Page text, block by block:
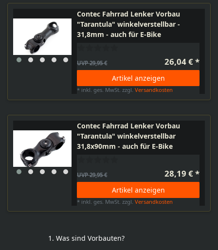
Contec Fahrrad Lenker Vorbau
"Tarantula" winkelverstellbar -
31,8mm - auch für E-Bike
UVP 29,95 € 26,04 € *
Artikel anzeigen
* inkl. ges. MwSt. zzgl.Versandkosten
Contec Fahrrad Lenker Vorbau
"Tarantula" winkelverstellbar
31,8x90mm - auch für E-Bike
UVP 29,95 € 28,19 € *
Artikel anzeigen
* inkl. ges. MwSt. zzgl.Versandkosten
1. Was sind Vorbauten?